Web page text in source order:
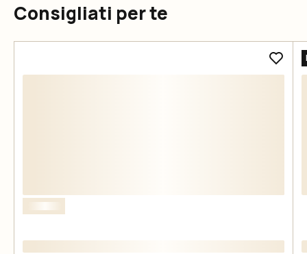
Consigliati per te